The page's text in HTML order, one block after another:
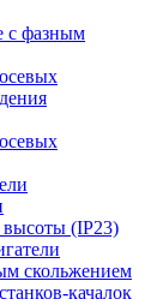
с фазным
(IP23)
скольжением
качалок